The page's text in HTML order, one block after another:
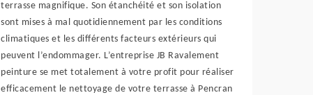
terrasse magnifique. Son étanchéité et son isolation
sont mises à mal quotidiennement par les conditions
climatiques et les différents facteurs extérieurs qui
peuvent l’endommager. L’entreprise JB Ravalement
peinture se met totalement à votre profit pour réaliser
efficacement le nettoyage de votre terrasse à Pencran